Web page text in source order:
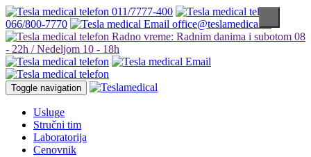
011/7777-400
066/800-7770
office@teslamedical.rs
Radno vreme: Radnim danima i subotom 08
- 22h / Nedeljom 10 - 18h
Toggle navigation
Usluge
Stručni tim
Laboratorija
Cenovnik